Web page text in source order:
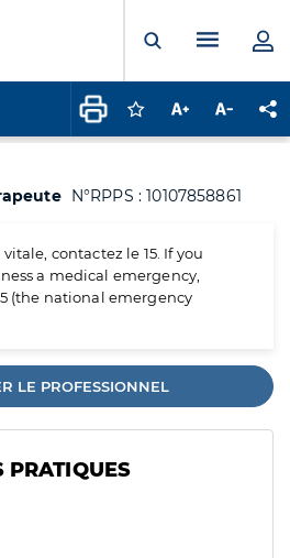
Ouvrir laMenu
Connectez-vous
Augmenter la
N°RPPS : 10107858861
contactez le 15. If you
a medical emergency,
(the national emergency
LE PROFESSIONNEL
PRATIQUES